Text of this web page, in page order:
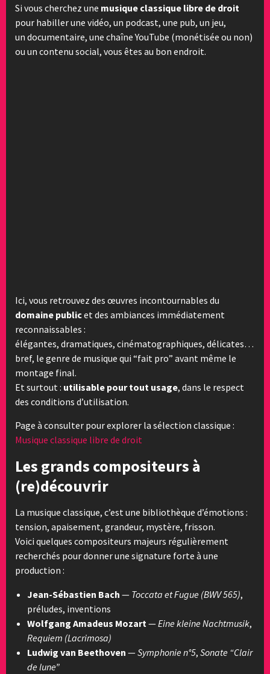
Si vous cherchez une musique classique libre de droit
pour habiller une vidéo, un podcast, une pub, un jeu,
un documentaire, une chaîne YouTube (monétisée ou non)
ou un contenu social, vous êtes au bon endroit.
Ici, vous retrouvez des œuvres incontournables du
domaine publicet des ambiances immédiatement
reconnaissables :
élégantes, dramatiques, cinématographiques, délicates…
bref, le genre de musique qui “fait pro” avant même le
montage final.
Et surtout : utilisable pour tout usage, dans le respect
des conditions d’utilisation.
Page à consulter pour explorer la sélection classique :
Musique classique libre de droit
Les grands compositeurs à
(re)découvrir
La musique classique, c’est une bibliothèque d’émotions :
tension, apaisement, grandeur, mystère, frisson.
Voici quelques compositeurs majeurs régulièrement
recherchés pour donner une signature forte à une
production :
Jean-Sébastien Bach — Toccata et Fugue (BWV 565),
préludes, inventions
Wolfgang Amadeus Mozart —Eine kleine Nachtmusik,
Requiem (Lacrimosa)
Ludwig van Beethoven —Symphonie n°5, Sonate “Clair
de lune”